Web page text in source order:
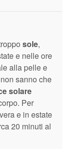
sole,
e nelle ore
alla pelle e
sanno che
solare
Per
e in estate
20 minuti al